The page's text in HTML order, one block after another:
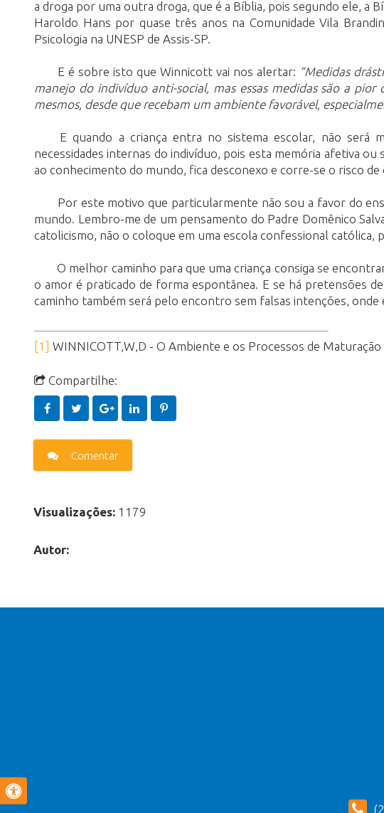
a droga por uma outra droga, que é a Bíblia, pois segundo ele, a
Haroldo Hans por quase três anos na Comunidade Vila
Psicologia na UNESP de Assis-SP.
E é sobre isto que Winnicott vai nos alertar: “Medidas
manejo do indivíduo anti-social, mas essas medidas são a
mesmos, desde que recebam um ambiente favorável,
E quando a criança entra no sistema escolar, não
necessidades internas do indivíduo, pois esta memória afetiva
ao conhecimento do mundo, fica desconexo e corre-se o risco
Por este motivo que particularmente não sou a favor do
mundo. Lembro-me de um pensamento do Padre Domênico
catolicismo, não o coloque em uma escola confessional
O melhor caminho para que uma criança consiga se
o amor é praticado de forma espontânea. E se há pretensões
caminho também será pelo encontro sem falsas intenções,
[1] WINNICOTT,W,D - O Ambiente e os Processos de
Compartilhe:
Comentar
Visualizações: 1179
Autor: